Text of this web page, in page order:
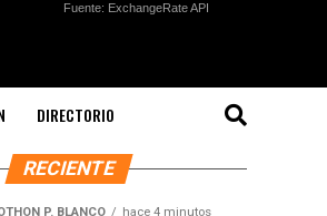
Fuente: ExchangeRate API
DIRECTORIO
RECIENTE
P. BLANCO hace 4 minutos